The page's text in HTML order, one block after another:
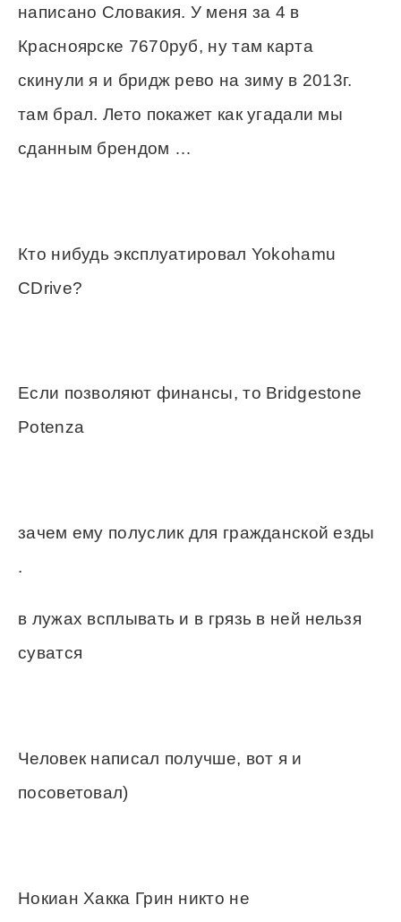
написано Словакия. У меня за 4 в
Красноярске 7670руб, ну там карта
скинули я и бридж рево на зиму в 2013г.
там брал. Лето покажет как угадали мы
сданным брендом …
Кто нибудь эксплуатировал Yokohamu
CDrive?
Если позволяют финансы, то Bridgestone
Potenza
зачем ему полуслик для гражданской езды
.
в лужах всплывать и в грязь в ней нельзя
суватся
Человек написал получше, вот я и
посоветовал)
Нокиан Хакка Грин никто не